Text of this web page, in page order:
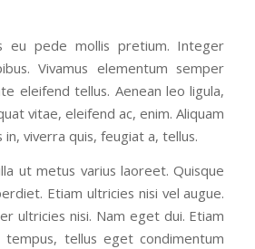
eu pede mollis pretium. Integer
Vivamus elementum semper
eleifend tellus. Aenean leo ligula,
vitae, eleifend ac, enim. Aliquam
viverra quis, feugiat a, tellus.
ut metus varius laoreet. Quisque
Etiam ultricies nisi vel augue.
ultricies nisi. Nam eget dui. Etiam
tempus, tellus eget condimentum